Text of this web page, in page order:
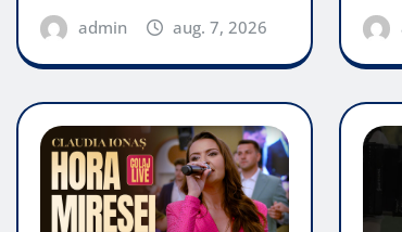
admin aug. 7, 2026